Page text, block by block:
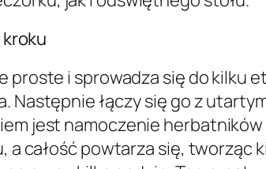
i sprowadza się do kilku
Następnie łączy się go z
jest namoczenie
a całość powtarza się,